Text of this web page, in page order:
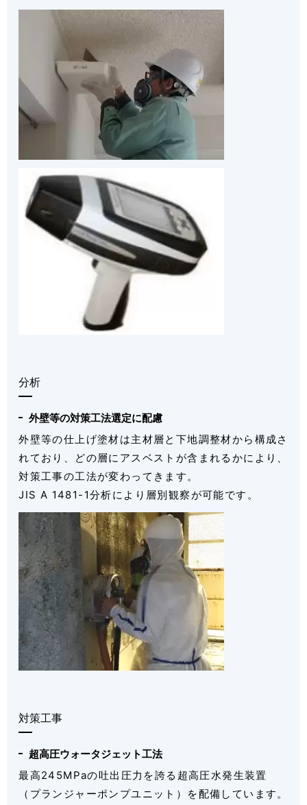
分析
外壁等の対策工法選定に配慮
外壁等の仕上げ塗材は主材層と下地調整材から構成さ
れており、どの層にアスベストが含まれるかにより、
対策工事の工法が変わってきます。
JIS A 1481-1分析により層別観察が可能です。
対策工事
超高圧ウォータジェット工法
最高245MPaの吐出圧力を誇る超高圧水発生装置
（プランジャーポンプユニット）を配備しています。